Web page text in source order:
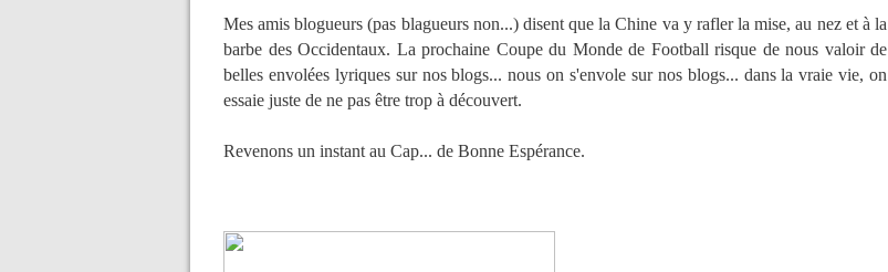
Mes amis blogueurs (pas blagueurs non...) disent que la Chine va y rafler la mise, au nez et à la
barbe des Occidentaux. La prochaine Coupe du Monde de Football risque de nous valoir de
belles envolées lyriques sur nos blogs... nous on s'envole sur nos blogs... dans la vraie vie, on
essaie juste de ne pas être trop à découvert.
Revenons un instant au Cap... de Bonne Espérance.